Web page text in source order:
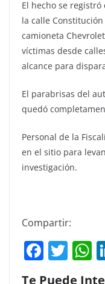
El hecho se
la calle
camioneta
víctimas desde
alcance para
El parabrisas del
quedó
Personal de la
en el sitio para
investigación.
Compartir:
F
a
T
w h
Te Puede